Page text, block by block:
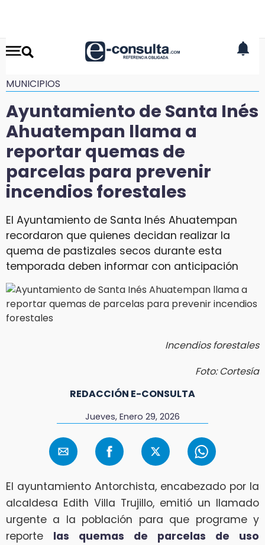
MUNICIPIOS
Ayuntamiento de Santa Inés
Ahuatempan llama a
reportar quemas de
parcelas para prevenir
incendios forestales
El Ayuntamiento de Santa Inés Ahuatempan
recordaron que quienes decidan realizar la
quema de pastizales secos durante esta
temporada deben informar con anticipación
Incendios forestales
Foto: Cortesía
REDACCIÓN E-CONSULTA
Jueves, Enero 29, 2026
El ayuntamiento Antorchista, encabezado por la
alcaldesa Edith Villa Trujillo, emitió un llamado
urgente a la población para que programe y
reporte las quemas de parcelas de uso